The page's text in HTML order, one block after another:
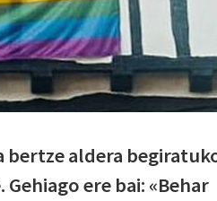
bertze aldera
ere bai: «Behar